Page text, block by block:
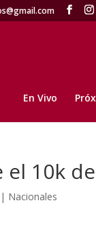
En Vivo
el 10k
| Nacionales